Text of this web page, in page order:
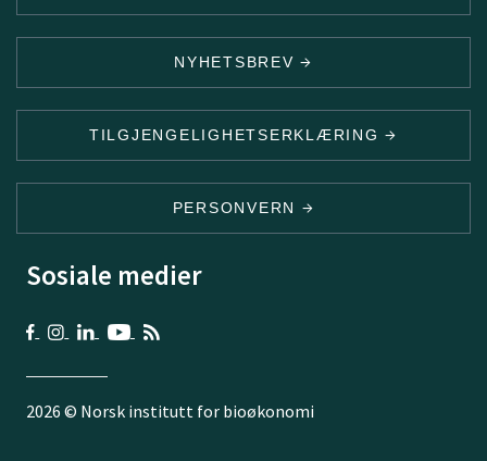
NYHETSBREV
TILGJENGELIGHETSERKLÆRING
PERSONVERN
Sosiale medier
2026 © Norsk institutt for bioøkonomi